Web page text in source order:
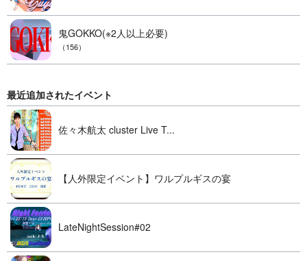
鬼GOKKO(※2人以上必要)
（156）
最近追加されたイベント
佐々木航太 cluster Live T...
【人外限定イベント】ワルプルギスの宴
LateNightSession#02